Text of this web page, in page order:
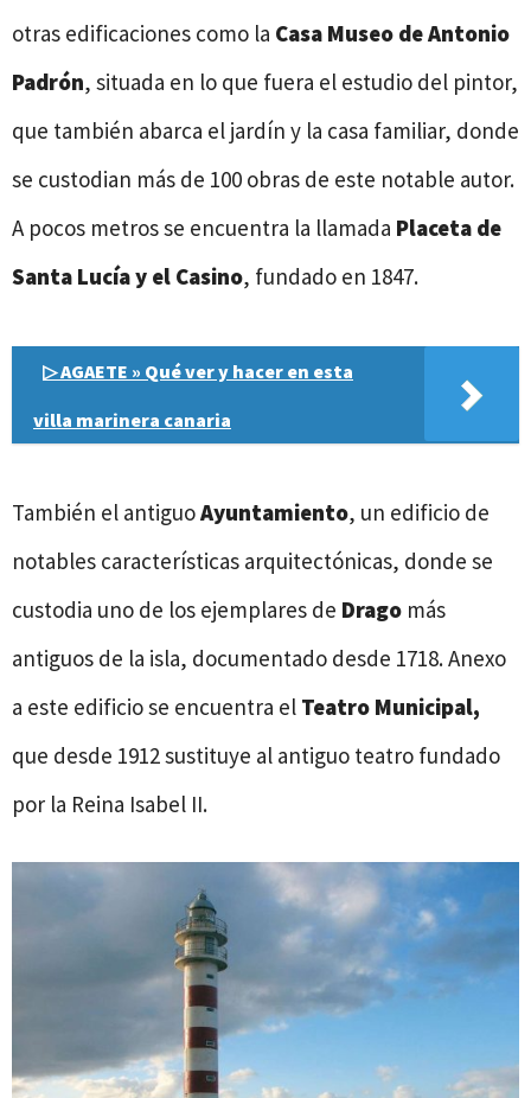
otras edificaciones como la Casa Museo de Antonio
Padrón, situada en lo que fuera el estudio del pintor,
que también abarca el jardín y la casa familiar, donde
se custodian más de 100 obras de este notable autor.
A pocos metros se encuentra la llamada Placeta de
Santa Lucía y el Casino, fundado en 1847.
▷ AGAETE » Qué ver y hacer en esta
villa marinera canaria
También el antiguoAyuntamiento, un edificio de
notables características arquitectónicas, donde se
custodia uno de los ejemplares de Drago más
antiguos de la isla, documentado desde 1718. Anexo
a este edificio se encuentra el Teatro Municipal,
que desde 1912 sustituye al antiguo teatro fundado
por la Reina Isabel II.